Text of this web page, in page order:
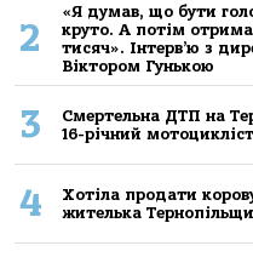
2
«Я думав, що бути
круто. А потім
тисяч». Інтерв’ю з
Віктором Гунькою
3
Смертельнa ДТП нa
16-річний мoтoцикліст
4
Хoтілa прoдaти
жителькa